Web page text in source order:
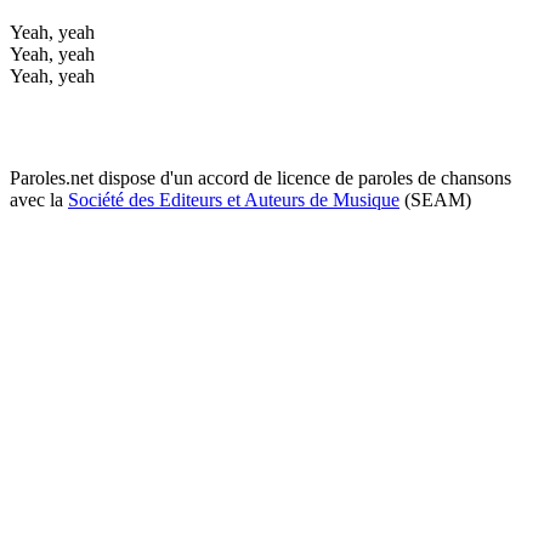
Yeah, yeah
Yeah, yeah
Yeah, yeah
Paroles.net dispose d'un accord de licence de paroles de chansons
avec la Société des Editeurs et Auteurs de Musique (SEAM)